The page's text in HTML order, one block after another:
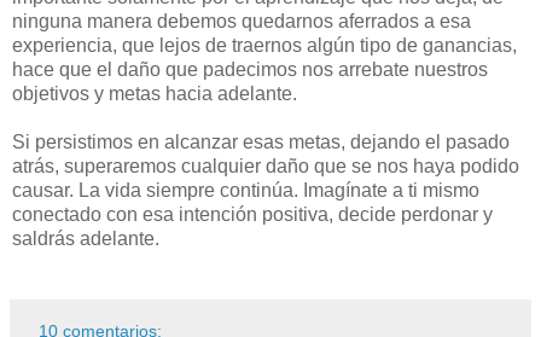
ninguna manera debemos quedarnos aferrados a esa
experiencia, que lejos de traernos algún tipo de ganancias,
hace que el daño que padecimos nos arrebate nuestros
objetivos y metas hacia adelante.
Si persistimos en alcanzar esas metas, dejando el pasado
atrás, superaremos cualquier daño que se nos haya podido
causar. La vida siempre continúa. Imagínate a ti mismo
conectado con esa intención positiva, decide perdonar y
saldrás adelante.
10 comentarios: